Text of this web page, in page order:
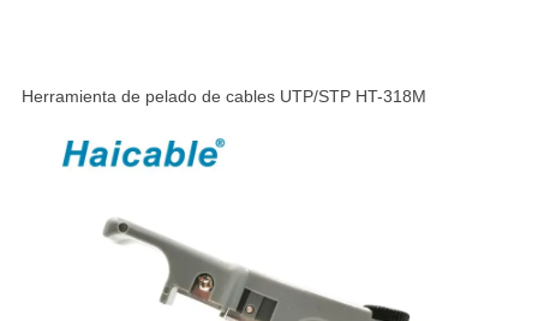
Herramienta de pelado de cables UTP/STP HT-318M